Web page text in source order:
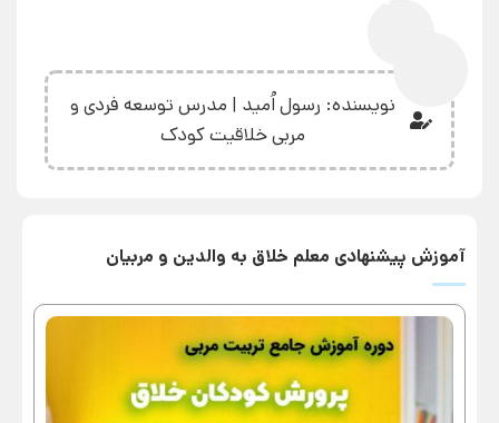
نویسنده: رسول اُمید | مدرس توسعه فردی و
مربی خلاقیت کودک
آموزش پیشنهادی معلم خلاق به والدین و مربیان